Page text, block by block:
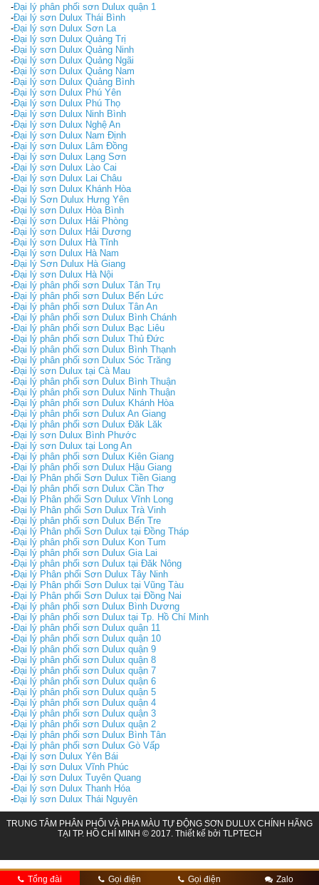
-Đại lý phân phối sơn Dulux quận 1
-Đại lý sơn Dulux Thái Bình
-Đại lý sơn Dulux Sơn La
-Đại lý sơn Dulux Quảng Trị
-Đại lý sơn Dulux Quảng Ninh
-Đại lý sơn Dulux Quảng Ngãi
-Đại lý sơn Dulux Quảng Nam
-Đại lý sơn Dulux Quảng Bình
-Đại lý sơn Dulux Phú Yên
-Đại lý sơn Dulux Phú Thọ
-Đại lý sơn Dulux Ninh Bình
-Đại lý sơn Dulux Nghệ An
-Đại lý sơn Dulux Nam Định
-Đại lý sơn Dulux Lâm Đồng
-Đại lý sơn Dulux Lạng Sơn
-Đại lý sơn Dulux Lào Cai
-Đại lý sơn Dulux Lai Châu
-Đại lý sơn Dulux Khánh Hòa
-Đại lý Sơn Dulux Hưng Yên
-Đại lý sơn Dulux Hòa Bình
-Đại lý sơn Dulux Hải Phòng
-Đại lý sơn Dulux Hải Dương
-Đại lý sơn Dulux Hà Tĩnh
-Đại lý sơn Dulux Hà Nam
-Đại lý Sơn Dulux Hà Giang
-Đại lý sơn Dulux Hà Nội
-Đại lý phân phối sơn Dulux Tân Trụ
-Đại lý phân phối sơn Dulux Bến Lức
-Đại lý phân phối sơn Dulux Tân An
-Đại lý phân phối sơn Dulux Bình Chánh
-Đại lý phân phối sơn Dulux Bạc Liêu
-Đại lý phân phối sơn Dulux Thủ Đức
-Đại lý phân phối sơn Dulux Bình Thạnh
-Đại lý phân phối sơn Dulux Sóc Trăng
-Đại lý sơn Dulux tại Cà Mau
-Đại lý phân phối sơn Dulux Bình Thuận
-Đại lý phân phối sơn Dulux Ninh Thuận
-Đại lý phân phối sơn Dulux Khánh Hòa
-Đại lý phân phối sơn Dulux An Giang
-Đại lý phân phối sơn Dulux Đăk Lăk
-Đại lý sơn Dulux Bình Phước
-Đại lý sơn Dulux tại Long An
-Đại lý phân phối sơn Dulux Kiên Giang
-Đại lý phân phối sơn Dulux Hậu Giang
-Đại lý Phân phối Sơn Dulux Tiền Giang
-Đại lý phân phối sơn Dulux Cần Thơ
-Đại lý Phân phối Sơn Dulux Vĩnh Long
-Đại lý Phân phối Sơn Dulux Trà Vinh
-Đại lý phân phối sơn Dulux Bến Tre
-Đại lý Phân phối Sơn Dulux tại Đồng Tháp
-Đại lý phân phối sơn Dulux Kon Tum
-Đại lý phân phối sơn Dulux Gia Lai
-Đại lý phân phối sơn Dulux tại Đăk Nông
-Đại lý Phân phối Sơn Dulux Tây Ninh
-Đại lý Phân phối Sơn Dulux tại Vũng Tàu
-Đại lý Phân phối Sơn Dulux tại Đồng Nai
-Đại lý phân phối sơn Dulux Bình Dương
-Đại lý phân phối sơn Dulux tại Tp. Hồ Chí Minh
-Đại lý phân phối sơn Dulux quận 11
-Đại lý phân phối sơn Dulux quận 10
-Đại lý phân phối sơn Dulux quận 9
-Đại lý phân phối sơn Dulux quận 8
-Đại lý phân phối sơn Dulux quận 7
-Đại lý phân phối sơn Dulux quận 6
-Đại lý phân phối sơn Dulux quận 5
-Đại lý phân phối sơn Dulux quận 4
-Đại lý phân phối sơn Dulux quận 3
-Đại lý phân phối sơn Dulux quận 2
-Đại lý phân phối sơn Dulux Bình Tân
-Đại lý phân phối sơn Dulux Gò Vấp
-Đại lý sơn Dulux Yên Bái
-Đại lý sơn Dulux Vĩnh Phúc
-Đại lý sơn Dulux Tuyên Quang
-Đại lý sơn Dulux Thanh Hóa
-Đại lý sơn Dulux Thái Nguyên
TRUNG TÂM PHÂN PHỐI VÀ PHA MÀU TỰ ĐỘNG SƠN DULUX CHÍNH HÃNG
TẠI TP. HỒ CHÍ MINH © 2017. Thiết kế bởi TLPTECH
Tổng đài Gọi điện Gọi điện Zalo